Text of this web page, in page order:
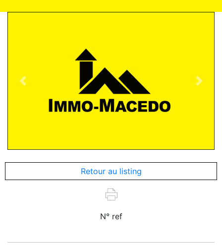
Previous Next
Retour au listing
N° ref